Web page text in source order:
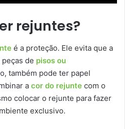
rejuntes?
é a proteção. Ele evita que a
de pisos ou
também pode ter papel
a cor do rejunte com o
colocar o rejunte para fazer
exclusivo.